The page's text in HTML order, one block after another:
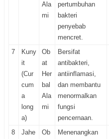
Ala
mi
pertumbuhan
bakteri
penyebab
mencret.
7
Kuny
it
(Cur
cum
a
long
a)
Ob
at
Her
bal
Ala
mi
Bersifat
antibakteri,
antiinflamasi,
dan membantu
menormalkan
fungsi
pencernaan.
8 Jahe
Ob
Menenangkan